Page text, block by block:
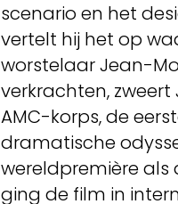
scenario en het
vertelt hij het op
worstelaar Jean-
verkrachten,
AMC-korps, de
dramatische
wereldpremière als
ging de film in